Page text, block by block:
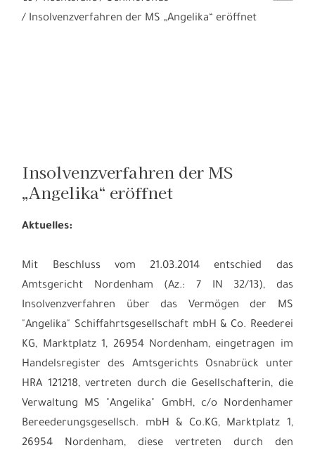
Insolvenzverfahren der MS „Angelika“ eröffnet
Insolvenzverfahren der MS
„Angelika“ eröffnet
Aktuelles:
Mit Beschluss vom 21.03.2014 entschied das
Amtsgericht Nordenham (Az.: 7 IN 32/13), das
Insolvenzverfahren über das Vermögen der MS
"Angelika" Schiffahrtsgesellschaft mbH & Co. Reederei
KG, Marktplatz 1, 26954 Nordenham, eingetragen im
Handelsregister des Amtsgerichts Osnabrück unter
HRA 121218, vertreten durch die Gesellschafterin, die
Verwaltung MS "Angelika" GmbH, c/o Nordenhamer
Bereederungsgesellsch. mbH & Co.KG, Marktplatz 1,
26954 Nordenham, diese vertreten durch den